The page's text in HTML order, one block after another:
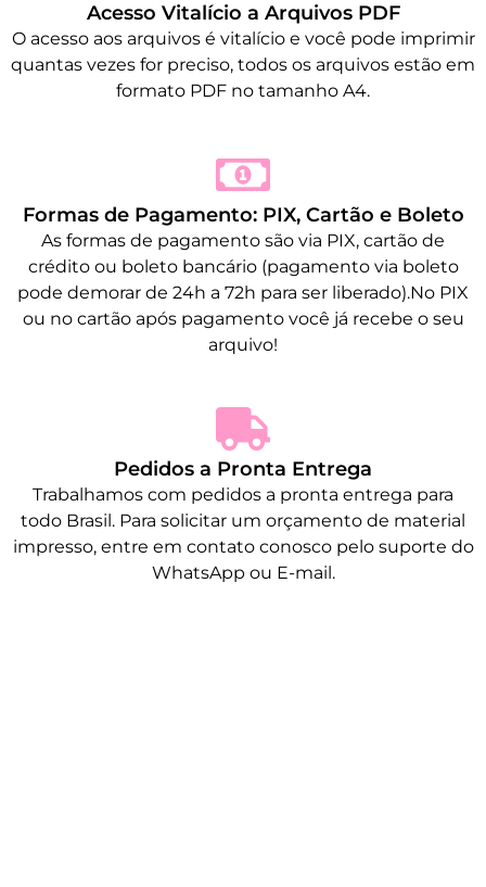
Acesso Vitalício a Arquivos PDF
O acesso aos arquivos é vitalício e você pode imprimir
quantas vezes for preciso, todos os arquivos estão em
formato PDF no tamanho A4.
Formas de Pagamento: PIX, Cartão e Boleto
As formas de pagamento são via PIX, cartão de
crédito ou boleto bancário (pagamento via boleto
pode demorar de 24h a 72h para ser liberado).No PIX
ou no cartão após pagamento você já recebe o seu
arquivo!
Pedidos a Pronta Entrega
Trabalhamos com pedidos a pronta entrega para
todo Brasil. Para solicitar um orçamento de material
impresso, entre em contato conosco pelo suporte do
WhatsApp ou E-mail.